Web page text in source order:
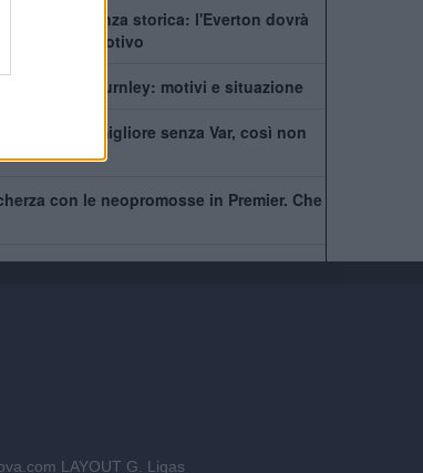
sentenza storica: l'Everton dovrà
il Burnley. Il motivo
lascia il Burnley: motivi e situazione
"Il calcio è migliore senza Var, così non
con le neopromosse in Premier. Che
LAYOUT G. Ligas